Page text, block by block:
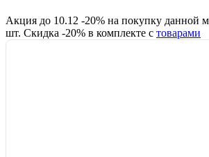
Акция до 10.12 -20% на покупку данной
шт. Скидка -20% в комплекте с товарами